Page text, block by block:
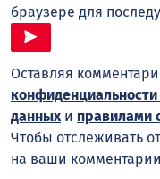
браузере для
Оставляя
данных и правилами
Чтобы отслеживать
на ваши